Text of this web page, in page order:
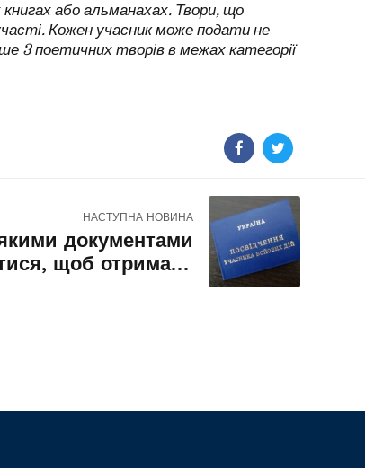
або альманахах. Твори, що
Кожен учасник може подати не
3 поетичних творів в межах категорії
НАСТУПНА НОВИНА
документами
щоб отримати